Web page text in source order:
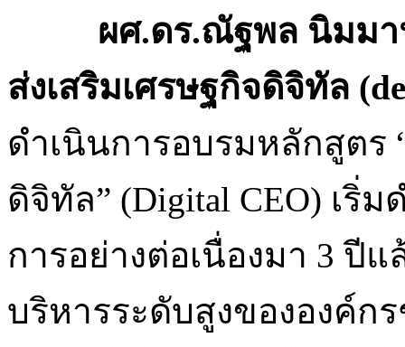
ผศ.ดร.ณัฐพล นิมมาน
ส่งเสริมเศรษฐกิจดิจิทัล (
ดำเนินการอบรมหลักสูตร
ดิจิทัล” (Digital CEO) เริ่
การอย่างต่อเนื่องมา 3 ปี
บริหารระดับสูงขององค์ก